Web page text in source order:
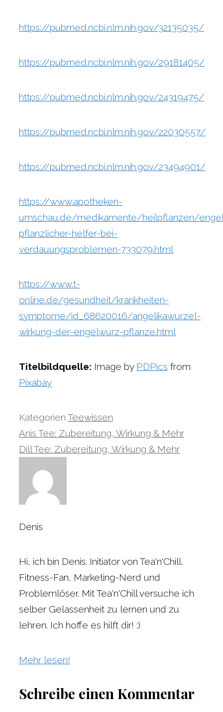
https://pubmed.ncbi.nlm.nih.gov/32135035/
https://pubmed.ncbi.nlm.nih.gov/29181405/
https://pubmed.ncbi.nlm.nih.gov/24319475/
https://pubmed.ncbi.nlm.nih.gov/22030557/
https://pubmed.ncbi.nlm.nih.gov/23494901/
https://www.apotheken-
umschau.de/medikamente/heilpflanzen/
pflanzlicher-helfer-bei-
verdauungsproblemen-733079.html
https://www.t-
online.de/gesundheit/krankheiten-
symptome/id_68620016/angelikawurzel-
wirkung-der-engelwurz-pflanze.html
Titelbildquelle: Image by PDPics from
Pixabay
Kategorien Teewissen
Anis Tee: Zubereitung, Wirkung & Mehr
Dill Tee: Zubereitung, Wirkung & Mehr
Denis
Hi, ich bin Denis. Initiator von Tea'n'Chill.
Fitness-Fan, Marketing-Nerd und
Problemlöser. Mit Tea'n'Chill versuche ich
selber Gelassenheit zu lernen und zu
lehren. Ich hoffe es hilft dir! :)
Mehr lesen!
Schreibe einen Kommentar